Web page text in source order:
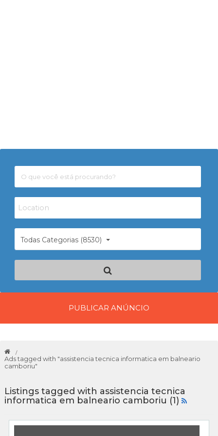
Todas Categorias (8530)
PUBLICAR ANÚNCIO
Ads tagged with "assistencia tecnica informatica em balneario
camboriu"
Listings tagged with assistencia tecnica
informatica em balneario camboriu (1)